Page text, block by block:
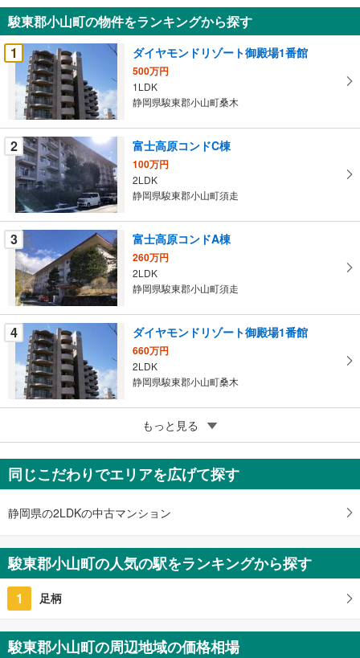
知
を
受
け
取
る
・
条
件
を
マ
イ
ペ
ー
ジ
に
保
存
す
る
駿東郡小山町の物件をランキングから探す
1
ダイヤモンドリゾート御殿場1番館
500万円
1LDK
静岡県駿東郡小山町桑木
2 富士高原コンドC棟
100万円
2LDK
静岡県駿東郡小山町須走
3 富士高原コンドA棟
260万円
2LDK
静岡県駿東郡小山町須走
4 ダイヤモンドリゾート御殿場1番館
660万円
2LDK
静岡県駿東郡小山町桑木
富士高原コンドC棟
98万円
2LDK
静岡県駿東郡小山町須走
もっと見る
同じこだわりでエリアを広げて探す
静岡県の2LDKの中古マンション
駿東郡小山町の人気の駅をランキングから探す
1 足柄
駿東郡小山町の周辺地域の価格相場